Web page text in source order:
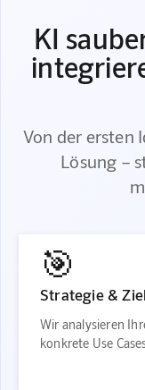
KI
Von der ersten
Lösung –
🎯
Strategie &
Wir analysieren
konkrete Use